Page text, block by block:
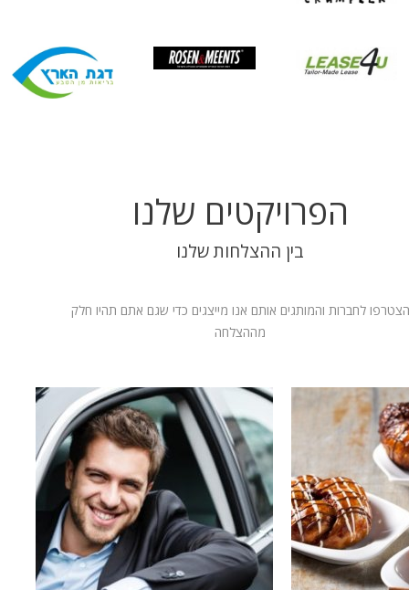
הפרויקטים שלנו
בין ההצלחות שלנו
הצטרפו לחברות והמותגים אותם אנו מייצגים כדי שגם אתם תהיו חלק
מההצלחה